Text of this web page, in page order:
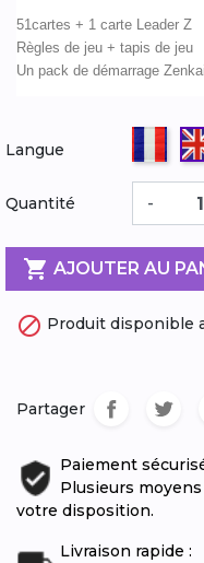
51cartes + 1 carte Leader Z
Règles de jeu + tapis de jeu
Un pack de démarrage
Langue
Français
Quantité -
 AJOUTER AU
 Produit disponible
Partager
Paiement
Plusieurs
votre disposition.
Livraison rapide :